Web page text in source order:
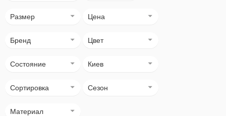
Размер Цена
Бренд Цвет
Состояние Киев
Сортировка Сезон
Материал